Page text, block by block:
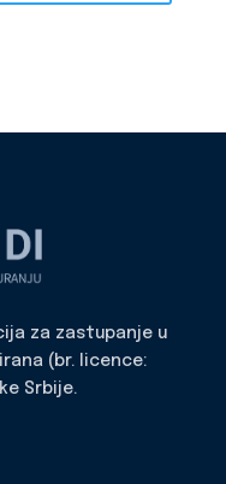
za zastupanje u
(br. licence:
Srbije.